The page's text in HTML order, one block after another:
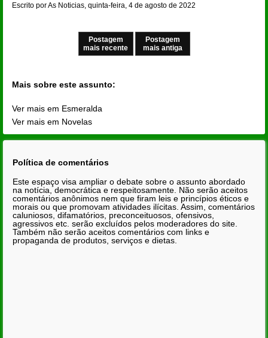
Escrito por As Noticias, quinta-feira, 4 de agosto de 2022
Postagem
mais recente
Postagem
mais antiga
Mais sobre este assunto:
Ver mais em Esmeralda
Ver mais em Novelas
Política de comentários
Este espaço visa ampliar o debate sobre o assunto abordado
na notícia, democrática e respeitosamente. Não serão aceitos
comentários anônimos nem que firam leis e princípios éticos e
morais ou que promovam atividades ilícitas. Assim, comentários
caluniosos, difamatórios, preconceituosos, ofensivos,
agressivos etc. serão excluídos pelos moderadores do site.
Também não serão aceitos comentários com links e
propaganda de produtos, serviços e dietas.